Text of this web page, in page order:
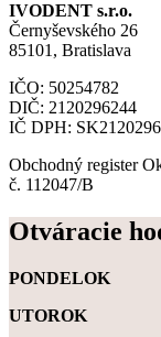
IVODENT s.r.o.
Černyševského 26
85101, Bratislava
IČO: 50254782
DIČ: 2120296244
IČ DPH:
Obchodný register
č. 112047/B
Otváracie
PONDELOK
UTOROK